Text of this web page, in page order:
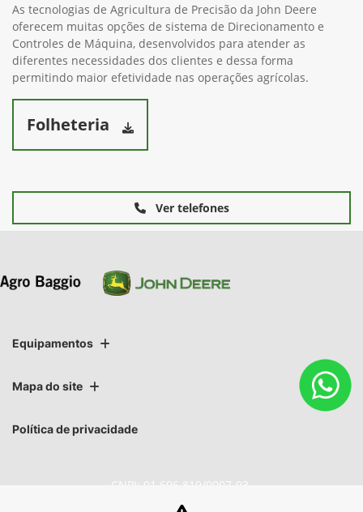
As tecnologias de Agricultura de Precisão da John Deere
oferecem muitas opções de sistema de Direcionamento e
Controles de Máquina, desenvolvidos para atender as
diferentes necessidades dos clientes e dessa forma
permitindo maior efetividade nas operações agrícolas.
Folheteria
Ver telefones
Equipamentos
Mapa do site
Política de privacidade
CNPJ: 01.696.819/0007-93